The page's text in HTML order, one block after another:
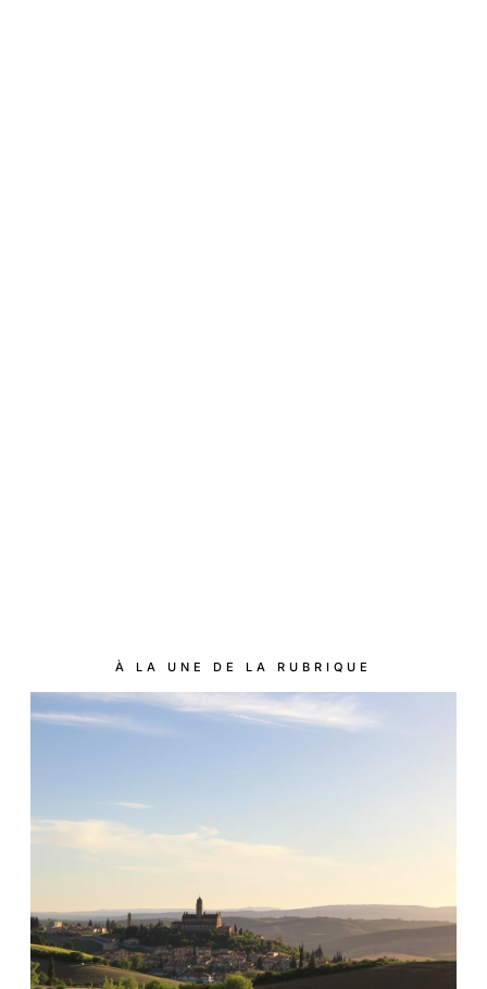
À LA UNE DE LA RUBRIQUE